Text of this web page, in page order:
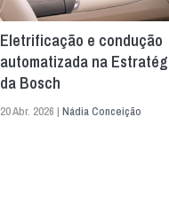
Eletrificação e condução
automatizada na
da Bosch
20 Abr. 2026 | Nádia Conceição